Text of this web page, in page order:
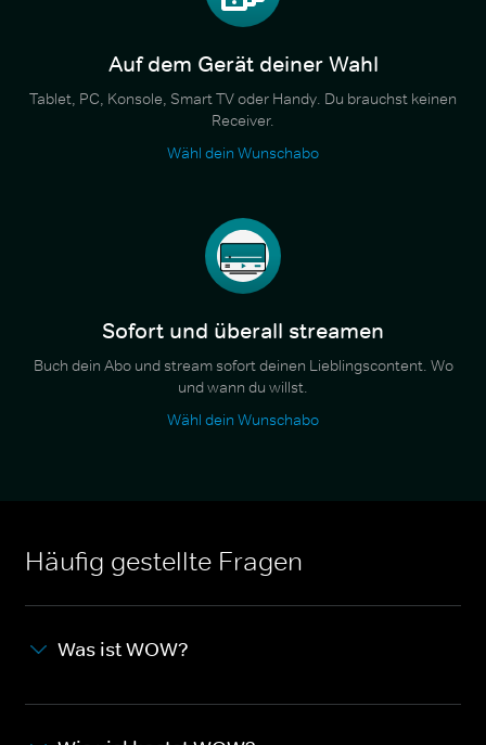
Auf dem Gerät deiner Wahl
Tablet, PC, Konsole, Smart TV oder Handy. Du brauchst keinen
Receiver.
Wähl dein Wunschabo
Sofort und überall streamen
Buch dein Abo und stream sofort deinen Lieblingscontent. Wo
und wann du willst.
Wähl dein Wunschabo
Häufig gestellte Fragen
Was ist WOW?